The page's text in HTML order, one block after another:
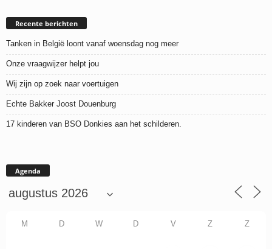
Recente berichten
Tanken in België loont vanaf woensdag nog meer
Onze vraagwijzer helpt jou
Wij zijn op zoek naar voertuigen
Echte Bakker Joost Douenburg
17 kinderen van BSO Donkies aan het schilderen.
Agenda
M D W D V Z Z